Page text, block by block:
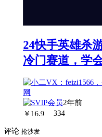
24快手英雄杀
冷门赛道，学
2年前
￥ 16.9 334
评论 抢沙发